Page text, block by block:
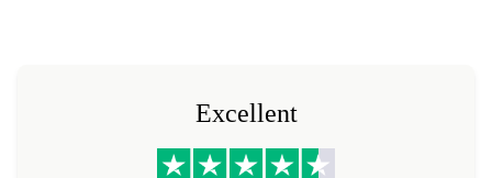
Excellent